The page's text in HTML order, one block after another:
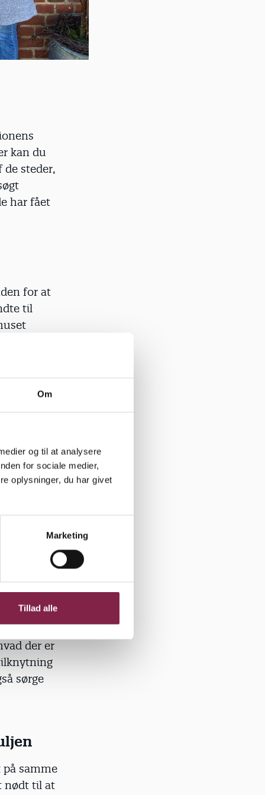
Om
og til at analysere
for sociale medier,
oplysninger, du har givet
Marketing
Tillad alle
kan du
steder,
har fået
for at
til
generelt
se
Marte
også
barnet
der er
sørge
samme
nødt til at